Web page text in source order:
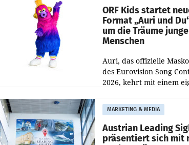
Halbjahr 2026
ORF Kids startet
Format „Auri und
um die Träume
Menschen
Auri, das offizielle
des Eurovision Song
2026, kehrt mit einem
zurück. In der neuen
„Auri und Du“ bei ORF
steht
MARKETING & MEDIA
Austrian Leading
präsentiert sich mit